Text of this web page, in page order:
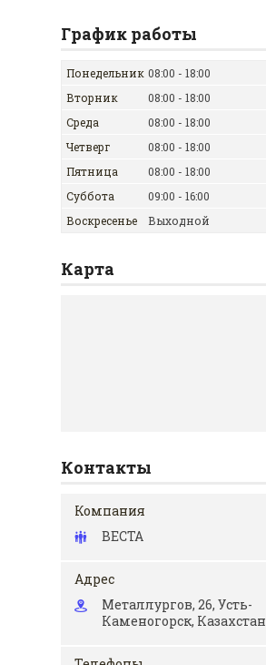
График работы
Понедельник 08:00
18:00
Вторник
08:00
18:00
Среда
08:00
18:00
Четверг
08:00
18:00
Пятница
08:00
18:00
Суббота
09:00
16:00
Воскресенье
Выходной
Карта
Контакты
ВЕСТА
Металлургов, 26, Усть-
Каменогорск, Казахстан